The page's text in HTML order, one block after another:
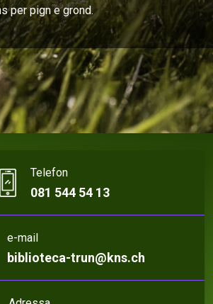
per pign e grond.
Telefon
081 544 54 13
e-mail
biblioteca-trun@kns.ch